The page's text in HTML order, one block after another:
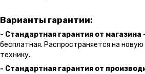
Варианты гарантии:
- Стандартная гарантия от магазина
бесплатная. Распространяется на
технику.
- Стандартная гарантия от